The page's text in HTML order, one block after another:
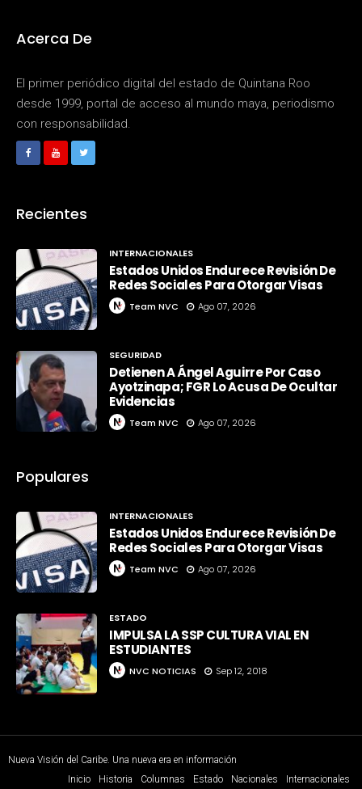
Acerca De
El primer periódico digital del estado de Quintana Roo
desde 1999, portal de acceso al mundo maya, periodismo
con responsabilidad.
Recientes
INTERNACIONALES
Estados Unidos Endurece Revisión De
Redes Sociales Para Otorgar Visas
Team NVC Ago 07, 2026
SEGURIDAD
Detienen A Ángel Aguirre Por Caso
Ayotzinapa; FGR Lo Acusa De Ocultar
Evidencias
Team NVC Ago 07, 2026
Populares
INTERNACIONALES
Estados Unidos Endurece Revisión De
Redes Sociales Para Otorgar Visas
Team NVC Ago 07, 2026
ESTADO
IMPULSA LA SSP CULTURA VIAL EN
ESTUDIANTES
NVC NOTICIAS Sep 12, 2018
Nueva Visión del Caribe. Una nueva era en información
Inicio
Historia Columnas Estado Nacionales Internacionales